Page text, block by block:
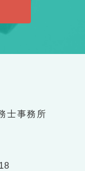
士事務所